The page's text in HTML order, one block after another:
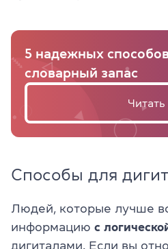
5 надежных
словарный запас
Читать
Способы для
Людей, которые лучше
информацию с
дигиталами. Если вы